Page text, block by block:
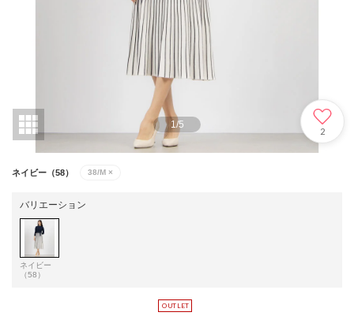
1/5
2
ネイビー（58） 38/M ×
バリエーション
ネイビー
（58）